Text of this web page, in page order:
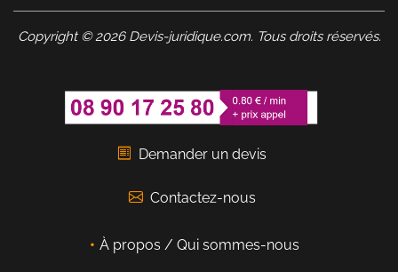
Copyright © 2026 Devis-juridique.com. Tous droits réservés.
Demander un devis
Contactez-nous
À propos / Qui sommes-nous